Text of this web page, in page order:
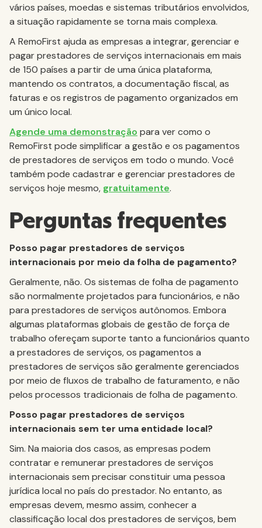
vários países, moedas e sistemas tributários envolvidos,
a situação rapidamente se torna mais complexa.
A RemoFirst ajuda as empresas a integrar, gerenciar e
pagar prestadores de serviços internacionais em mais
de 150 países a partir de uma única plataforma,
mantendo os contratos, a documentação fiscal, as
faturas e os registros de pagamento organizados em
um único local.
Agende uma demonstração para ver como o
RemoFirst pode simplificar a gestão e os pagamentos
de prestadores de serviços em todo o mundo. Você
também pode cadastrar e gerenciar prestadores de
serviços hoje mesmo, gratuitamente.
Perguntas frequentes
Posso pagar prestadores de serviços
internacionais por meio da folha de pagamento?
Geralmente, não. Os sistemas de folha de pagamento
são normalmente projetados para funcionários, e não
para prestadores de serviços autônomos. Embora
algumas plataformas globais de gestão de força de
trabalho ofereçam suporte tanto a funcionários quanto
a prestadores de serviços, os pagamentos a
prestadores de serviços são geralmente gerenciados
por meio de fluxos de trabalho de faturamento, e não
pelos processos tradicionais de folha de pagamento.
Posso pagar prestadores de serviços
internacionais sem ter uma entidade local?
Sim. Na maioria dos casos, as empresas podem
contratar e remunerar prestadores de serviços
internacionais sem precisar constituir uma pessoa
jurídica local no país do prestador. No entanto, as
empresas devem, mesmo assim, conhecer a
classificação local dos prestadores de serviços, bem